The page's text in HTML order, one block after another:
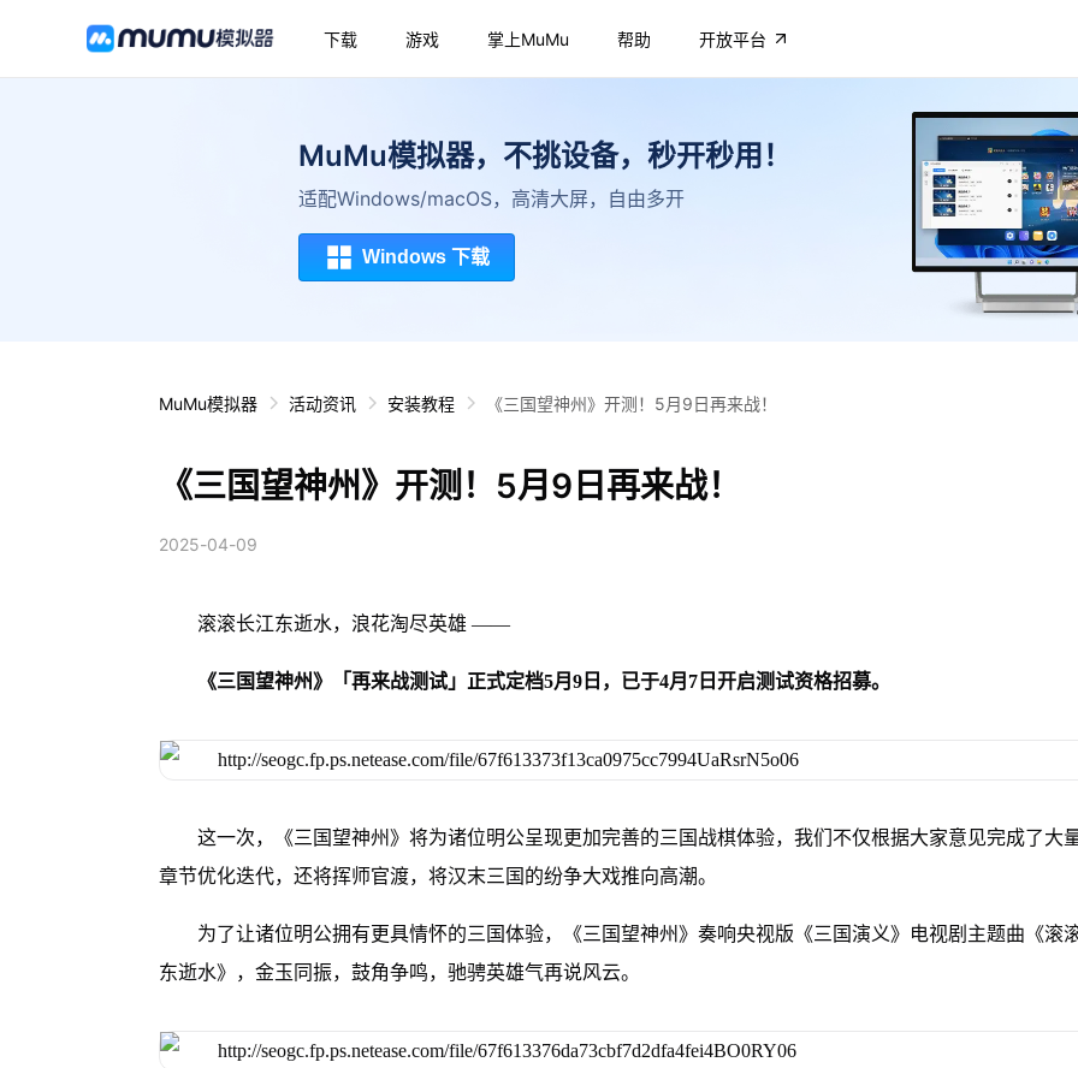
下载 游戏 掌上MuMu 帮助 开放平台
MuMu模拟器，不挑设备，秒开秒用！
适配Windows/macOS，高清大屏，自由多开
Windows 下载
MuMu模拟器 活动资讯 安装教程 《三国望神州》开测！5月9日再来战！
《三国望神州》开测！5月9日再来战！
2025-04-09
滚滚长江东逝水，浪花淘尽英雄 ——
《三国望神州》「再来战测试」正式定档5月9日，已于4月7日开启测试资格招募。
这一次，《三国望神州》将为诸位明公呈现更加完善的三国战棋体验，我们不仅根据大家意见完成了大
章节优化迭代，还将挥师官渡，将汉末三国的纷争大戏推向高潮。
为了让诸位明公拥有更具情怀的三国体验，《三国望神州》奏响央视版《三国演义》电视剧主题曲《滚
东逝水》，金玉同振，鼓角争鸣，驰骋英雄气再说风云。